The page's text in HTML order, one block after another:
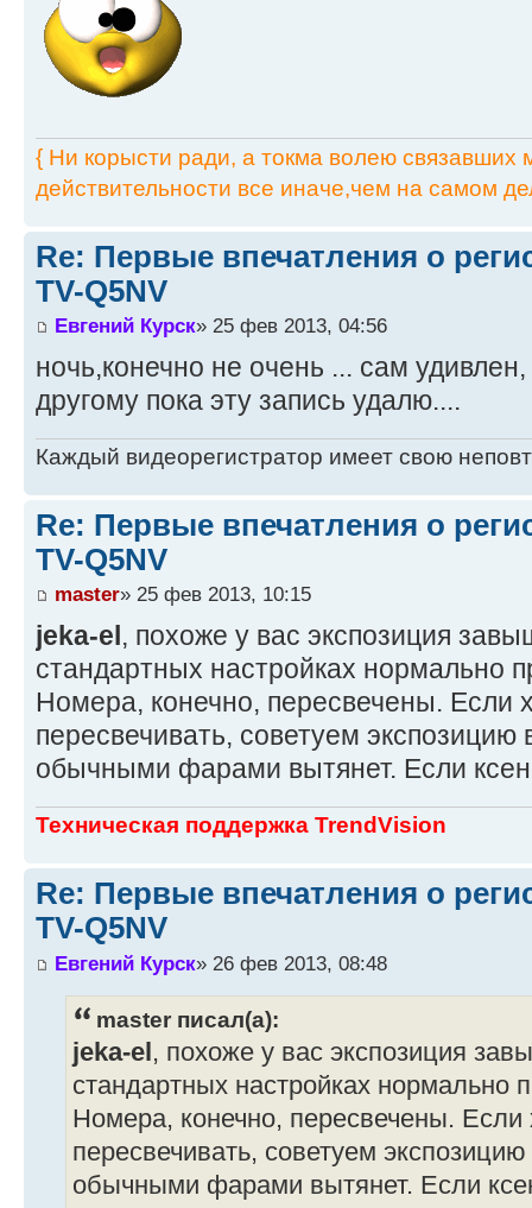
{ Ни корысти ради, а токма волею связавших
действительности все иначе,чем на самом
Re: Первые впечатления о
TV-Q5NV
Евгений Курск» 25 фев 2013, 04:56
ночь,конечно не очень ... сам
другому пока эту запись удалю....
Каждый видеорегистратор имеет свою
Re: Первые впечатления о
TV-Q5NV
master» 25 фев 2013, 10:15
jeka-el , похоже у вас экспозиция
стандартных настройках нормально
Номера, конечно, пересвечены. Если
пересвечивать, советуем
обычными фарами вытянет. Если
Техническая поддержка TrendVision
Re: Первые впечатления о
TV-Q5NV
Евгений Курск» 26 фев 2013, 08:48
master писал(а):
jeka-el , похоже у вас экспозиция
стандартных настройках нормально
Номера, конечно, пересвечены. Если
пересвечивать, советуем
обычными фарами вытянет. Если